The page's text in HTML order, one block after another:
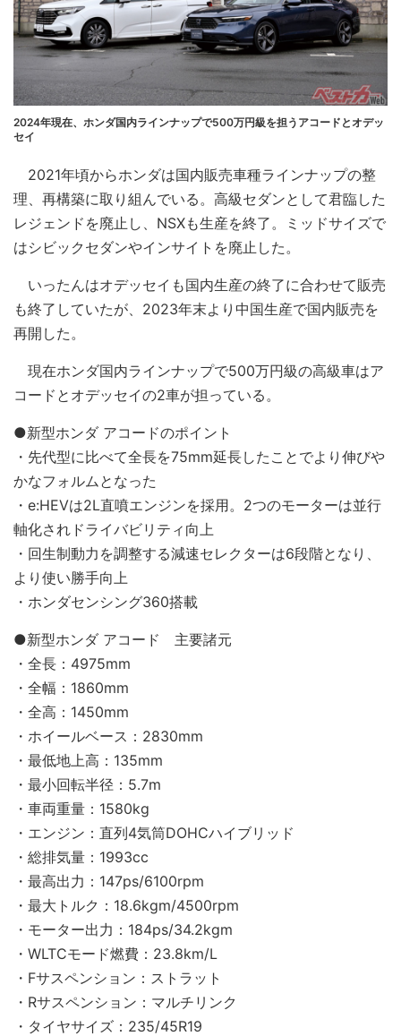
2024年現在、ホンダ国内ラインナップで500万円級を担うアコードとオデッ
セイ
2021年頃からホンダは国内販売車種ラインナップの整
理、再構築に取り組んでいる。高級セダンとして君臨した
レジェンドを廃止し、NSXも生産を終了。ミッドサイズで
はシビックセダンやインサイトを廃止した。
いったんはオデッセイも国内生産の終了に合わせて販売
も終了していたが、2023年末より中国生産で国内販売を
再開した。
現在ホンダ国内ラインナップで500万円級の高級車はア
コードとオデッセイの2車が担っている。
●新型ホンダ アコードのポイント
・先代型に比べて全長を75mm延長したことでより伸びや
かなフォルムとなった
・e:HEVは2L直噴エンジンを採用。2つのモーターは並行
軸化されドライバビリティ向上
・回生制動力を調整する減速セレクターは6段階となり、
より使い勝手向上
・ホンダセンシング360搭載
●新型ホンダ アコード 主要諸元
・全長：4975mm
・全幅：1860mm
・全高：1450mm
・ホイールベース：2830mm
・最低地上高：135mm
・最小回転半径：5.7m
・車両重量：1580kg
・エンジン：直列4気筒DOHCハイブリッド
・総排気量：1993cc
・最高出力：147ps/6100rpm
・最大トルク：18.6kgm/4500rpm
・モーター出力：184ps/34.2kgm
・WLTCモード燃費：23.8km/L
・Fサスペンション：ストラット
・Rサスペンション：マルチリンク
・タイヤサイズ：235/45R19